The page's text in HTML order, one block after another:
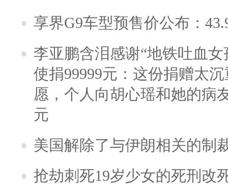
享界G9车型预售价公布：
李亚鹏含泪感谢“地铁吐血
使捐99999元：这份捐赠太
愿，个人向胡心瑶和她的病
元
美国解除了与伊朗相关的制
抢劫刺死19岁少女的死刑改